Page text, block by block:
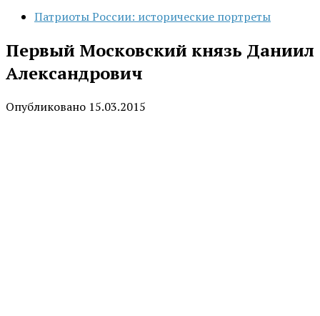
Патриоты России: исторические портреты
Первый Московский князь Даниил
Александрович
Опубликовано 15.03.2015